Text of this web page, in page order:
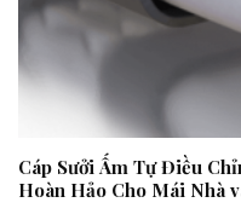
Cáp Sưởi Ấm Tự Điều
Hoàn Hảo Cho Mái Nhà